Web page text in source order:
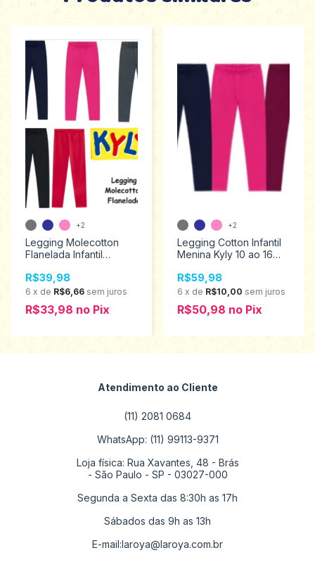
Legging Molecotton
Flanelada Infantil
ao 3 9000239
R$39,98
6 x de R$6,66 sem juros
R$33,98 no Pix
+2
Legging Cotton Infantil
Menina Kyly 10 ao 16
R$59,98
6 x de R$10,00 sem juros
R$50,98 no Pix
+2
Atendimento ao Cliente
(11) 2081 0684
WhatsApp: (11) 99113-9371
Loja física: Rua Xavantes, 48 - Brás
- São Paulo - SP - 03027-000
Segunda a Sexta das 8:30h as 17h
Sábados das 9h as 13h
E-mail:laroya@laroya.com.br